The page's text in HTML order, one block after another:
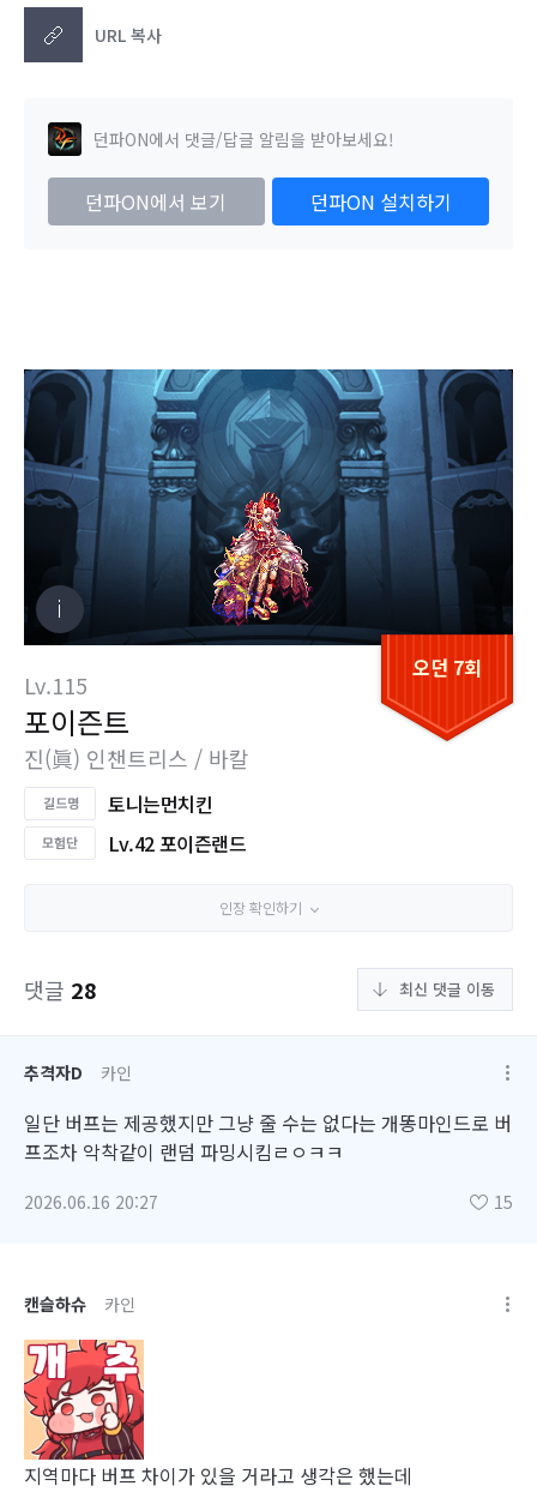
URL 복사
던파ON에서 댓글/답글 알림을 받아보세요!
던파ON에서 보기 던파ON 설치하기
오던 7회
Lv.115
포이즌트
진(眞) 인챈트리스 / 바칼
토니는먼치킨
Lv.42 포이즌랜드
인장 확인하기
댓글 28 최신 댓글 이동
추격자D 카인
일단 버프는 제공했지만 그냥 줄 수는 없다는 개똥마인드로 버
프조차 악착같이 랜덤 파밍시킴ㄹㅇㅋㅋ
2026.06.16 20:27 15
캔슬하슈 카인
지역마다 버프 차이가 있을 거라고 생각은 했는데